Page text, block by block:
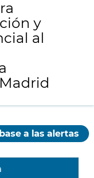
y
al
a las alertas